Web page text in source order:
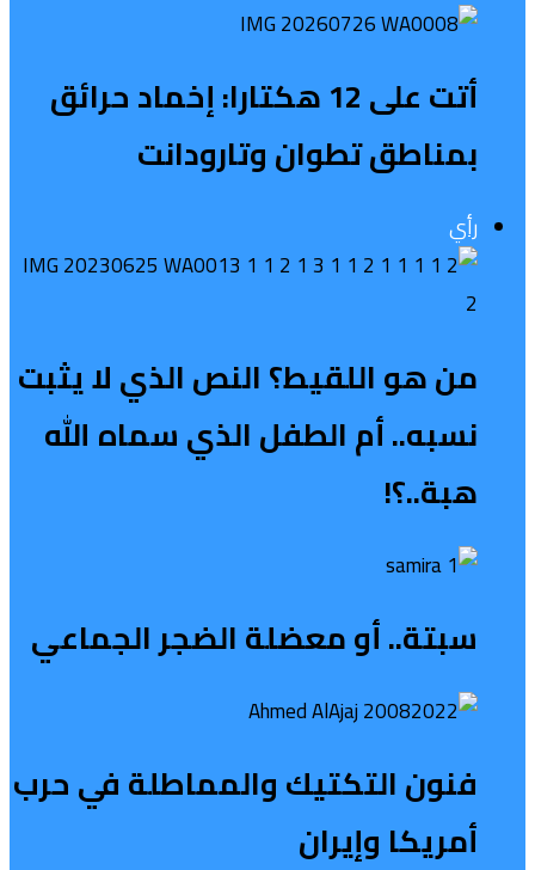
أتت على 12 هكتارا: إخماد حرائق
بمناطق تطوان وتارودانت
رأي
من هو اللقيط؟ النص الذي لا يثبت
نسبه.. أم الطفل الذي سماه الله
هبة..؟!
سبتة.. أو معضلة الضجر الجماعي
فنون التكتيك والمماطلة في حرب
أمريكا وإيران